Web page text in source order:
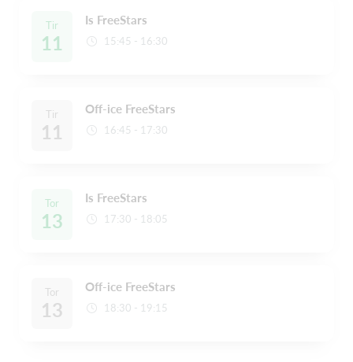
Tir
11
Is FreeStars
15:45 - 16:30
Tir
11
Off-ice FreeStars
16:45 - 17:30
Tor
13
Is FreeStars
17:30 - 18:05
Tor
13
Off-ice FreeStars
18:30 - 19:15